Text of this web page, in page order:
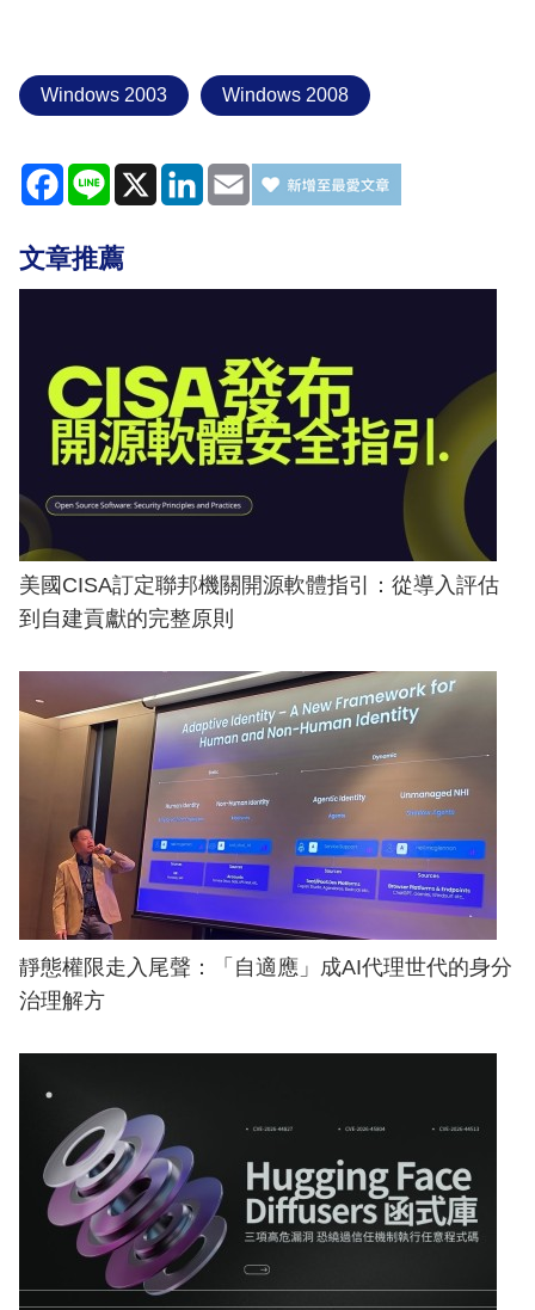
Windows 2003 Windows 2008
Facebook
Line X LinkedIn
Email
文章推薦
美國CISA訂定聯邦機關開源軟體指引：從導入評估
到自建貢獻的完整原則
靜態權限走入尾聲：「自適應」成AI代理世代的身分
治理解方